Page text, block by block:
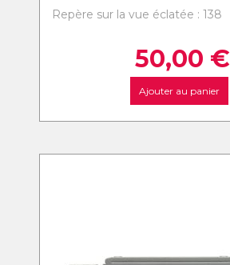
Repère sur la vue éclatée : 138
50,00 €
Ajouter au panier